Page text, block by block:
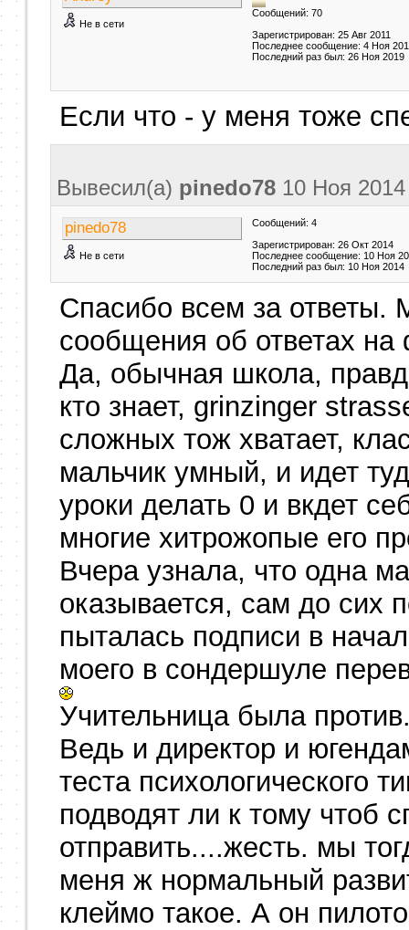
Не в сети
Сообщений: 70
Зарегистрирован: 25 Авг 2011
Последнее сообщение: 4 Ноя
Последний раз был: 26 Ноя 2019
Если что - у меня тоже
Вывесил(a) pinedo7810 Ноя
pinedo78
Не в сети
Сообщений: 4
Зарегистрирован: 26 Окт 2014
Последнее сообщение: 10 Ноя
Последний раз был: 10 Ноя 2014
Спасибо всем за ответы.
сообщения об ответах
Да, обычная школа,
кто знает, grinzinger
сложных тож хватает,
мальчик умный, и идет
уроки делать 0 и вкдет
многие хитрожопые его
Вчера узнала, что одна
оказывается, сам до сих
пыталась подписи в
моего в сондершуле
Учительница была
Ведь и директор и
теста психологического
подводят ли к тому чтоб
отправить....жесть. мы
меня ж нормальный
клеймо такое. А он